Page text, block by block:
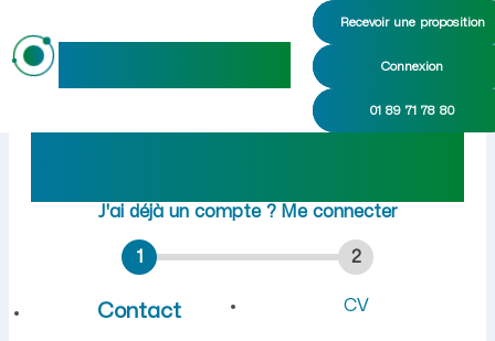
Recevoir une proposition
Connexion
01 89 71 78 80
Emploi à Curciat-Dongalon
Rejoindre maideoà
J'ai déjà un compte ? Me connecter
1
Contact
2
CV